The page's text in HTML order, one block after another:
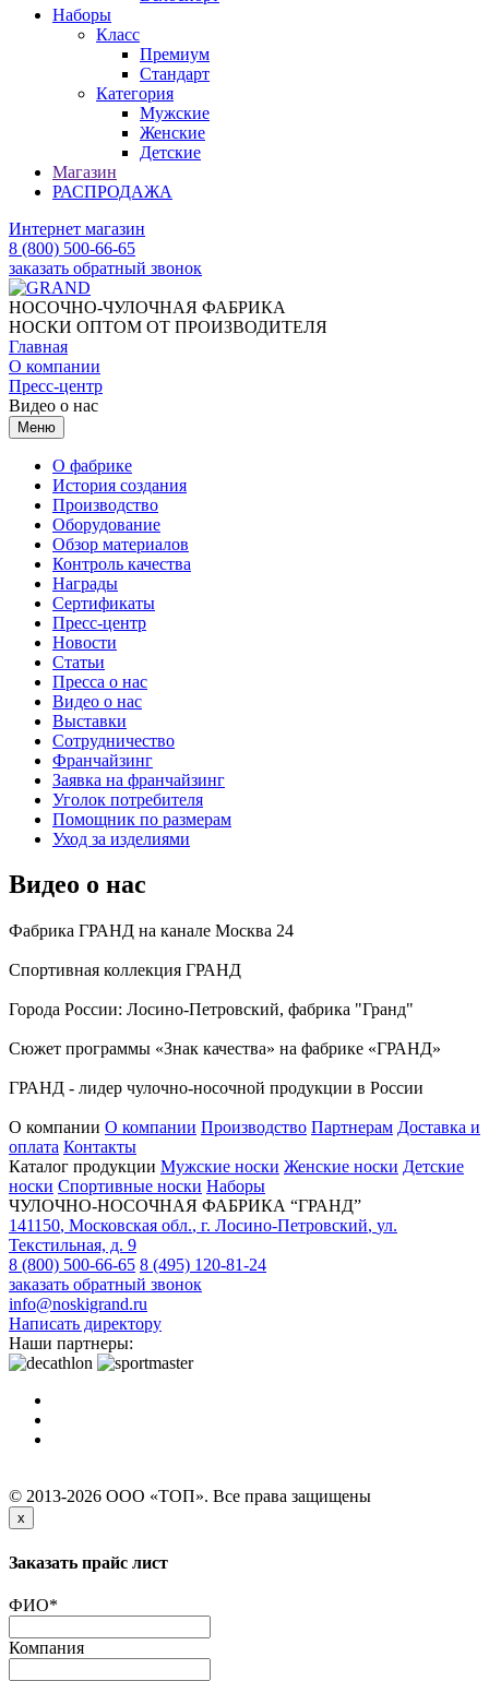
Наборы
Класс
Премиум
Стандарт
Категория
Мужские
Женские
Детские
Магазин
РАСПРОДАЖА
Интернет магазин
8 (800) 500-66-65
заказать обратный звонок
НОСОЧНО-ЧУЛОЧНАЯ ФАБРИКА
НОСКИ ОПТОМ ОТ ПРОИЗВОДИТЕЛЯ
Главная
О компании
Пресс-центр
Видео о нас
Меню
О фабрике
История создания
Производство
Оборудование
Обзор материалов
Контроль качества
Награды
Сертификаты
Пресс-центр
Новости
Статьи
Пресса о нас
Видео о нас
Выставки
Сотрудничество
Франчайзинг
Заявка на франчайзинг
Уголок потребителя
Помощник по размерам
Уход за изделиями
Видео о нас
Фабрика ГРАНД на канале Москва 24
Спортивная коллекция ГРАНД
Города России: Лосино-Петровский, фабрика "Гранд"
Сюжет программы «Знак качества» на фабрике «ГРАНД»
ГРАНД - лидер чулочно-носочной продукции в России
О компании О компании Производство Партнерам Доставка и
оплата Контакты
Каталог продукции Мужские носки Женские носки Детские
носки Спортивные носки Наборы
ЧУЛОЧНО-НОСОЧНАЯ ФАБРИКА “ГРАНД”
141150, Московская обл., г. Лосино-Петровский, ул.
Текстильная, д. 9
8 (800) 500-66-65 8 (495) 120-81-24
заказать обратный звонок
info@noskigrand.ru
Написать директору
Наши партнеры:
© 2013-2026 ООО «ТОП». Все права защищены
x
Заказать прайс лист
ФИО*
Компания